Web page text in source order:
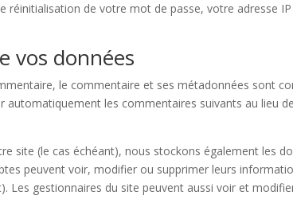
réinitialisation de votre mot de passe, votre adresse IP
vos données
le commentaire et ses métadonnées sont
automatiquement les commentaires suivants au lieu
site (le cas échéant), nous stockons également les
peuvent voir, modifier ou supprimer leurs
Les gestionnaires du site peuvent aussi voir et